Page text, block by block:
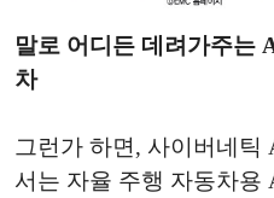
말로 어디든 데려가주는
차
그런가 하면, 사이버네틱
서는 자율 주행 자동차용